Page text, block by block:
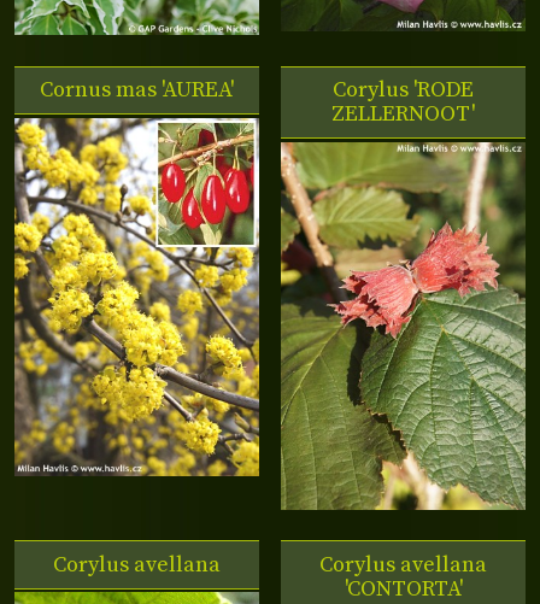
Cornus mas 'AUREA'
Corylus 'RODE
ZELLERNOOT'
Corylus avellana
Corylus avellana
'CONTORTA'